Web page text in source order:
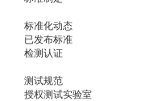
标准化动态
已发布标准
检测认证
测试规范
授权测试实验室